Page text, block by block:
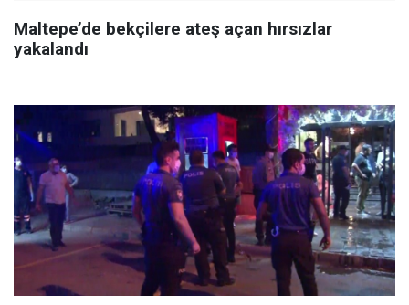
Maltepe’de bekçilere ateş açan hırsızlar
yakalandı